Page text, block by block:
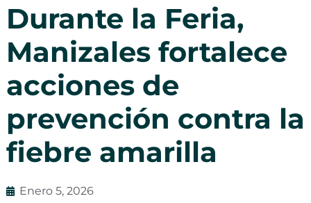
Durante la Feria,
Manizales fortalece
acciones de
prevención contra la
fiebre amarilla
Enero 5, 2026